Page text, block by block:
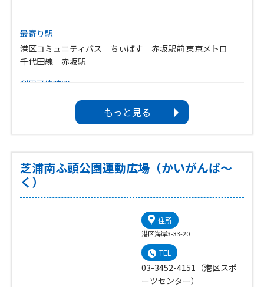
最寄り駅
港区コミュニティバス ちぃばす 赤坂駅前 東京メトロ
千代田線 赤坂駅
利用可能時間
9:00〜21:00 ※曜日及び利用方法により変わります。
月曜日、12月31日〜1月3日
もっと見る
芝浦南ふ頭公園運動広場（かいがんぱ〜
く）
住所
港区海岸3-33-20
TEL
03-3452-4151（港区スポ
ーツセンター）